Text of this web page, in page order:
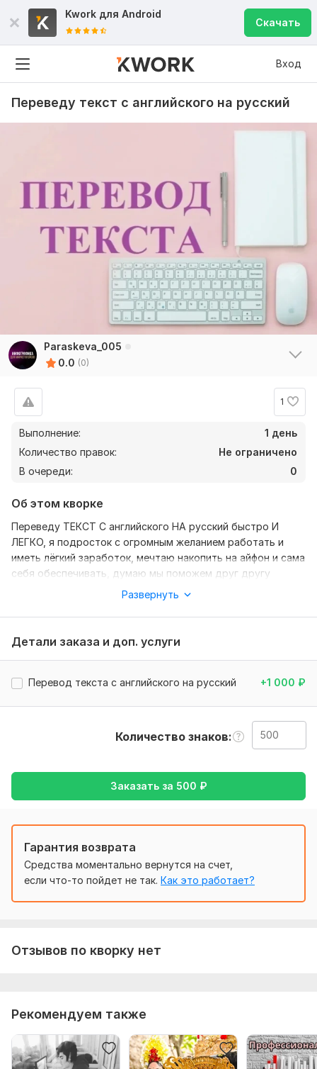
Kwork для Android
Скачать
Вход
Переведу текст с английского на русский
Paraskeva_005
0.0 (0)
1
Выполнение:
1 день
Количество правок:
Не ограничено
В очереди:
0
Об этом кворке
Переведу ТЕКСТ С английского НА русский быстро И
ЛЕГКО, я подросток с огромным желанием работать и
иметь лёгкий заработок, мечтаю накопить на айфон и сама
себя обеспечивать, думаю мы поможем друг другу
Чтобы выполнить ваш заказ мне нужно ваши пожелания к
Объем услуги в кворке: 500 знаков
Развернуть
Детали заказа и доп. услуги
Перевод текста с английского на русский +1 000 ₽
Количество знаков
Заказать за 500 ₽
Гарантия возврата
Средства моментально вернутся на счет,
если что-то пойдет не так. Как это работает?
Отзывов по кворку нет
Рекомендуем также